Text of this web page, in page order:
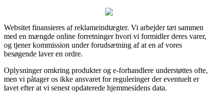
Websitet finansieres af reklameindtægter. Vi arbejder tæt sammen
med en mængde online forretninger hvori vi formidler deres varer,
og tjener kommission under forudsætning af at en af vores
besøgende laver en ordre.
Oplysninger omkring produkter og e-forhandlere understøttes ofte,
men vi påtager os ikke ansvaret for reguleringer der eventuelt er
lavet efter at vi senest opdaterede hjemmesidens data.